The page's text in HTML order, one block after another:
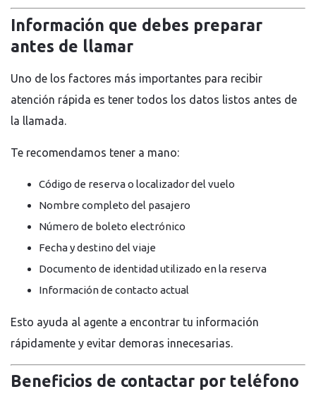
Información que debes preparar
antes de llamar
Uno de los factores más importantes para recibir
atención rápida es tener todos los datos listos antes de
la llamada.
Te recomendamos tener a mano:
Código de reserva o localizador del vuelo
Nombre completo del pasajero
Número de boleto electrónico
Fecha y destino del viaje
Documento de identidad utilizado en la reserva
Información de contacto actual
Esto ayuda al agente a encontrar tu información
rápidamente y evitar demoras innecesarias.
Beneficios de contactar por teléfono